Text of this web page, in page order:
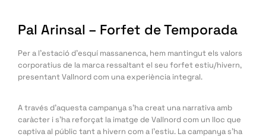
Pal Arinsal – Forfet de Temporada
Per a l’estació d’esquí massanenca, hem mantingut els valors
corporatius de la marca ressaltant el seu forfet estiu/hivern,
presentant Vallnord com una experiència integral.
A través d'aquesta campanya s’ha creat una narrativa amb
caràcter i s’ha reforçat la imatge de Vallnord com un lloc que
captiva al públic tant a hivern com a l'estiu. La campanya s'ha